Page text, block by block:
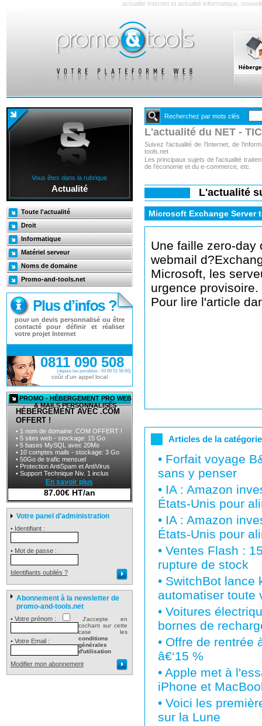
actualité Internet et actualité informatique,
Vous êtes dans la rubrique
Actualité
Recherchez par mots clés
L'actualité du NET -
Suivez l'actualité de l'Internet, de
tools.net
Les principaux sujets de l'actualité
de l'économie et du e-commerce, etc.
L'actualité
Toute l'actualité
Droit
Informatique
Matériel serveur
Noms de domaine
Promo-and-tools.net
pour un devis personnalisé ou être
contacté pour définir et réaliser
votre projet Internet
0811 090 508
(depuis les portables : 04 89 01 58 60)
coût d'un appel local
PROMO - HÉBERGEMENT PRO WEB
& MAILS PERSONNALISÉS
HÉBERGEMENT AVEC .COM
OFFERT !
• 1 nom de domaine .COM OFFERT !
• 5 sites web - stockage: 15 Go
• 5 bases MySQL avec 20Mo
• 10 comptes mails - stockage: 3 Go
• 50Go de trafic mensuel
• Protection AntiSpam et AntiVirus
• Support Technique Niv. 1 inclus
En savoir plus
87.00€ HT/an
Votre panel d'administration
• Identifiant :
• Mot de passe :
Identifiants oubliés ?
Abonnement à la newsletter de
promo-and-tools.net
• Votre prénom :
• Votre Email :
J'accepte en
cochant sur cette
case les
conditions
générales
d'utilisation
Modifier mon abonnement
Microsoft Exchange Server
Une faille zero-day
webmail
Microsoft, les
urgence provisoire.
Pour lire l'article
Articles de la
• Forfait voyage
sans y penser
• IA : Amazon
États-Unis pour
• IA : Amazon
États-Unis pour
• Ventes Flash :
rupture de stock
• SwitchBot lance
automatiser toute
• Voitures
bornes de
• Offre de rentrée
â€‘15 %
• Apple met à
iPhone et
• Voici les
sur la Lune